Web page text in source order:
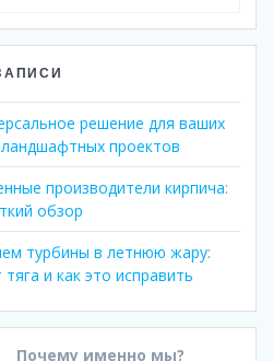
решение для ваших
проектов
производители кирпича:
обзор
турбины в летнюю жару:
и как это исправить
Почему именно мы?